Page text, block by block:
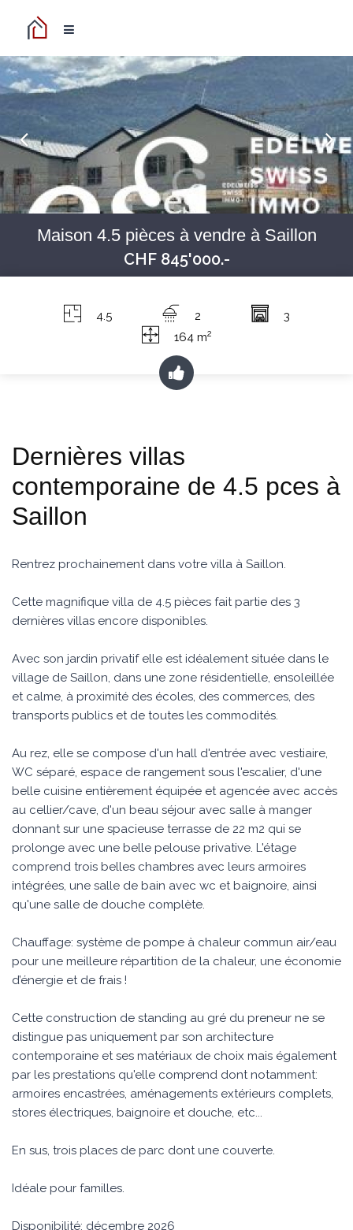
Maison 4.5 pièces à vendre à Saillon
CHF 845'000.-
4.5 2
3
164 m2
Dernières villas
contemporaine de 4.5 pces à
Saillon
Rentrez prochainement dans votre villa à Saillon.
Cette magnifique villa de 4.5 pièces fait partie des 3
dernières villas encore disponibles.
Avec son jardin privatif elle est idéalement située dans le
village de Saillon, dans une zone résidentielle, ensoleillée
et calme, à proximité des écoles, des commerces, des
transports publics et de toutes les commodités.
Au rez, elle se compose d'un hall d'entrée avec vestiaire,
WC séparé, espace de rangement sous l'escalier, d'une
belle cuisine entièrement équipée et agencée avec accès
au cellier/cave, d'un beau séjour avec salle à manger
donnant sur une spacieuse terrasse de 22 m2 qui se
prolonge avec une belle pelouse privative. L'étage
comprend trois belles chambres avec leurs armoires
intégrées, une salle de bain avec wc et baignoire, ainsi
qu'une salle de douche complète.
Chauffage: système de pompe à chaleur commun air/eau
pour une meilleure répartition de la chaleur, une économie
d’énergie et de frais !
Cette construction de standing au gré du preneur ne se
distingue pas uniquement par son architecture
contemporaine et ses matériaux de choix mais également
par les prestations qu'elle comprend dont notamment:
armoires encastrées, aménagements extérieurs complets,
stores électriques, baignoire et douche, etc...
En sus, trois places de parc dont une couverte.
Idéale pour familles.
Disponibilité: décembre 2026